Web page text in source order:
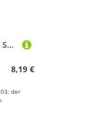
BELLIFFY 2 Sätze Rollschuhe Schnalle Strap PVC Ersatz Riemen Verstellbar Robust Langlebig für Roller Skates Reparatur Zubehör für Herren Damen Outdoor Skating
8,19 €
der